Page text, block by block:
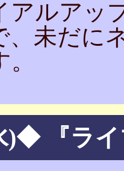
アルアッ
、未だに
)◆ 『ラ